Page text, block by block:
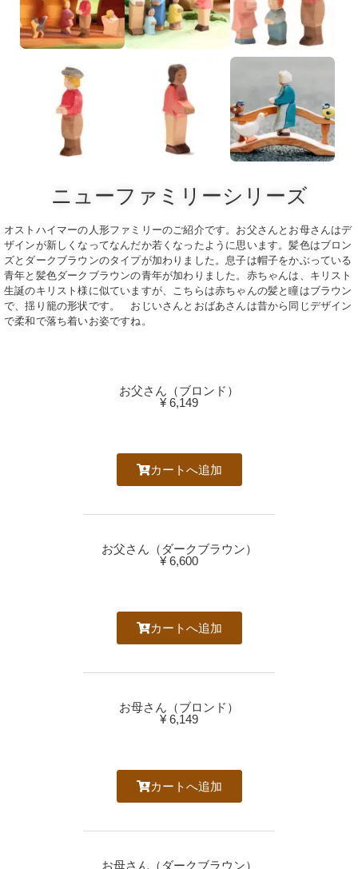
ニューファミリーシリーズ
オストハイマーの人形ファミリーのご紹介です。お父さんとお母さんはデ
ザインが新しくなってなんだか若くなったように思います。髪色はブロン
ズとダークブラウンのタイプが加わりました。息子は帽子をかぶっている
青年と髪色ダークブラウンの青年が加わりました。赤ちゃんは、キリスト
生誕のキリスト様に似ていますが、こちらは赤ちゃんの髪と瞳はブラウン
で、揺り籠の形状です。 おじいさんとおばあさんは昔から同じデザイン
で柔和で落ち着いお姿ですね。
お父さん（ブロンド）
¥ 6,149
カートへ追加
お父さん（ダークブラウン）
¥ 6,600
カートへ追加
お母さん（ブロンド）
¥ 6,149
カートへ追加
お母さん（ダークブラウン）